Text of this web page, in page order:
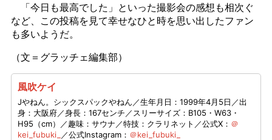
「今日も最高でした」といった撮影会の感想も相次ぐ
など、この投稿を見て幸せなひと時を思い出したファン
も多いようだ。
（文＝グラッチェ編集部）
風吹ケイ
Jやねん。シックスパックやねん／生年月日：1999年4月5日／出
身：大阪府／身長：167センチ／スリーサイズ：B105・W63・
H95（cm）／趣味：サウナ／特技：クラリネット／公式X： ＠
kei_fubuki_
／公式Instagram： ＠kei_fubuki_